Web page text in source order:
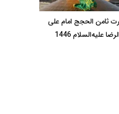
ثامن الحجج امام علی
علیه‌السلام 1446